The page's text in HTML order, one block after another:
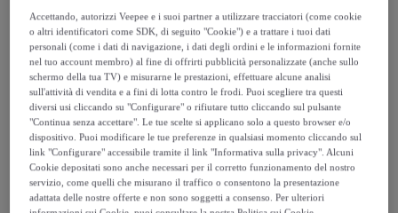
13,99 €
28, €
-51%
Venduto daPostquam Cosmetic
Accettando, autorizzi Veepee e i suoi partner a utilizzare tracciatori (come cookie
o altri identificatori come SDK, di seguito "Cookie") e a trattare i tuoi dati
personali (come i dati di navigazione, i dati degli ordini e le informazioni fornite
nel tuo account membro) al fine di offrirti pubblicità personalizzate (anche sullo
schermo della tua TV) e misurarne le prestazioni, effettuare alcune analisi
sull'attività di vendita e a fini di lotta contro le frodi. Puoi scegliere tra questi
diversi usi cliccando su "Configurare" o rifiutare tutto cliccando sul pulsante
"Continua senza accettare". Le tue scelte si applicano solo a questo browser e/o
dispositivo. Puoi modificare le tue preferenze in qualsiasi momento cliccando sul
link "Configurare" accessibile tramite il link "Informativa sulla privacy". Alcuni
Cookie depositati sono anche necessari per il corretto funzionamento del nostro
servizio, come quelli che misurano il traffico o consentono la presentazione
adattata delle nostre offerte e non sono soggetti a consenso. Per ulteriori